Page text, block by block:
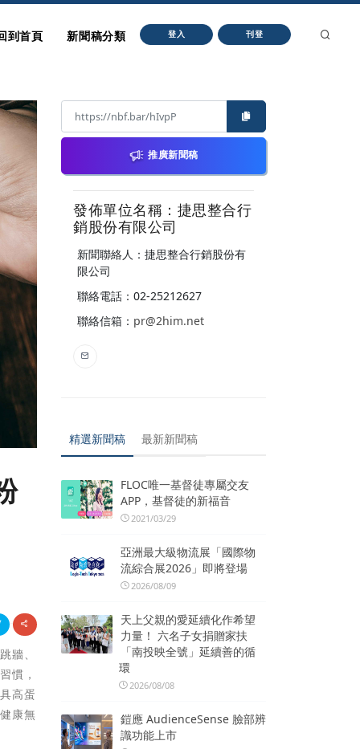
到首頁 新聞稿分類 登入 刊登
牆、
慣，
高蛋
康無
推廣新聞稿
發佈單位名稱：捷思整合行
銷股份有限公司
新聞聯絡人：捷思整合行銷股份有
限公司
聯絡電話：02-25212627
聯絡信箱： pr@2him.net
精選新聞稿 最新新聞稿
FLOC唯一基督徒專屬交友
APP，基督徒的新福音
2021/03/29
亞洲最大級物流展「國際物
流綜合展2026」即將登場
2026/08/09
天上父親的愛延續化作希望
力量！ 六名子女捐贈家扶
「南投映全號」延續善的循
環
2026/08/08
鎧應 AudienceSense 臉部辨
識功能上市